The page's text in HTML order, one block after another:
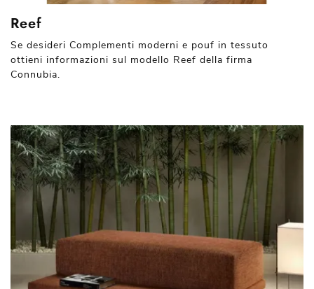
Reef
Se desideri Complementi moderni e pouf in tessuto
ottieni informazioni sul modello Reef della firma
Connubia.